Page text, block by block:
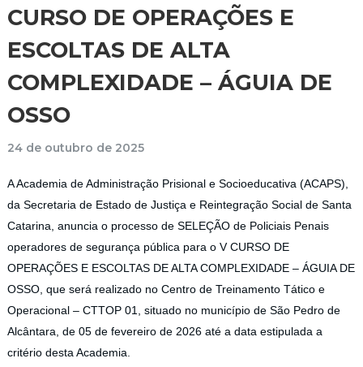
CURSO DE OPERAÇÕES E
ESCOLTAS DE ALTA
COMPLEXIDADE – ÁGUIA DE
OSSO
24 de outubro de 2025
A Academia de Administração Prisional e Socioeducativa (ACAPS),
da Secretaria de Estado de Justiça e Reintegração Social de Santa
Catarina, anuncia o processo de SELEÇÃO de Policiais Penais
operadores de segurança pública para o V CURSO DE
OPERAÇÕES E ESCOLTAS DE ALTA COMPLEXIDADE – ÁGUIA DE
OSSO, que será realizado no Centro de Treinamento Tático e
Operacional – CTTOP 01, situado no município de São Pedro de
Alcântara, de 05 de fevereiro de 2026 até a data estipulada a
critério desta Academia.